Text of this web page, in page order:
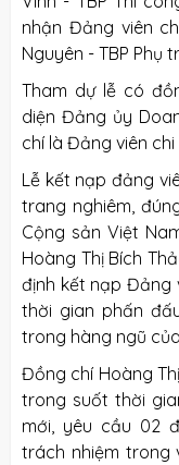
nhận Đảng viên
Nguyên - TBP Phụ
Tham dự lễ có
diện Đảng ủy
chí là Đảng viên
Lễ kết nạp đảng
trang nghiêm,
Cộng sản Việt
Hoàng Thị Bích
định kết nạp Đảng
thời gian phấn
trong hàng ngũ
Đồng chí Hoàng
trong suốt thời
mới, yêu cầu 02
trách nhiệm trong